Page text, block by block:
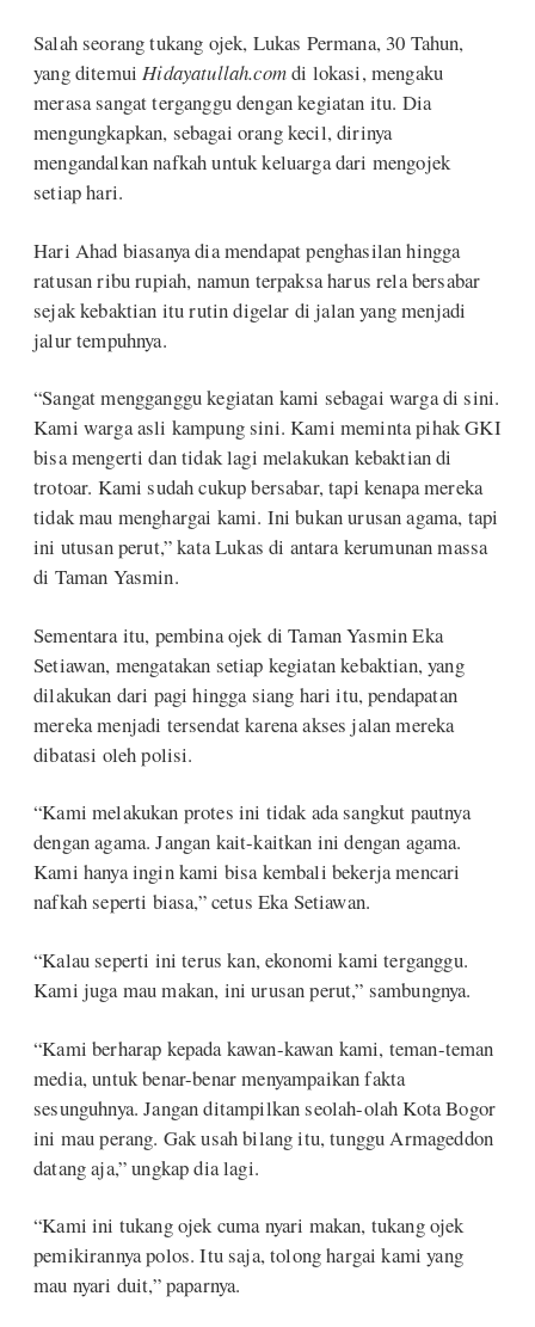
Salah seorang tukang ojek, Lukas Permana, 30 Tahun,
yang ditemuiHidayatullah.comdi lokasi, mengaku
merasa sangat terganggu dengan kegiatan itu. Dia
mengungkapkan, sebagai orang kecil, dirinya
mengandalkan nafkah untuk keluarga dari mengojek
setiap hari.
Hari Ahad biasanya dia mendapat penghasilan hingga
ratusan ribu rupiah, namun terpaksa harus rela bersabar
sejak kebaktian itu rutin digelar di jalan yang menjadi
jalur tempuhnya.
“Sangat mengganggu kegiatan kami sebagai warga di sini.
Kami warga asli kampung sini. Kami meminta pihak GKI
bisa mengerti dan tidak lagi melakukan kebaktian di
trotoar. Kami sudah cukup bersabar, tapi kenapa mereka
tidak mau menghargai kami. Ini bukan urusan agama, tapi
ini utusan perut,” kata Lukas di antara kerumunan massa
di Taman Yasmin.
Sementara itu, pembina ojek di Taman Yasmin Eka
Setiawan, mengatakan setiap kegiatan kebaktian, yang
dilakukan dari pagi hingga siang hari itu, pendapatan
mereka menjadi tersendat karena akses jalan mereka
dibatasi oleh polisi.
“Kami melakukan protes ini tidak ada sangkut pautnya
dengan agama. Jangan kait-kaitkan ini dengan agama.
Kami hanya ingin kami bisa kembali bekerja mencari
nafkah seperti biasa,” cetus Eka Setiawan.
“Kalau seperti ini terus kan, ekonomi kami terganggu.
Kami juga mau makan, ini urusan perut,” sambungnya.
“Kami berharap kepada kawan-kawan kami, teman-teman
media, untuk benar-benar menyampaikan fakta
sesunguhnya. Jangan ditampilkan seolah-olah Kota Bogor
ini mau perang. Gak usah bilang itu, tunggu Armageddon
datang aja,” ungkap dia lagi.
“Kami ini tukang ojek cuma nyari makan, tukang ojek
pemikirannya polos. Itu saja, tolong hargai kami yang
mau nyari duit,” paparnya.